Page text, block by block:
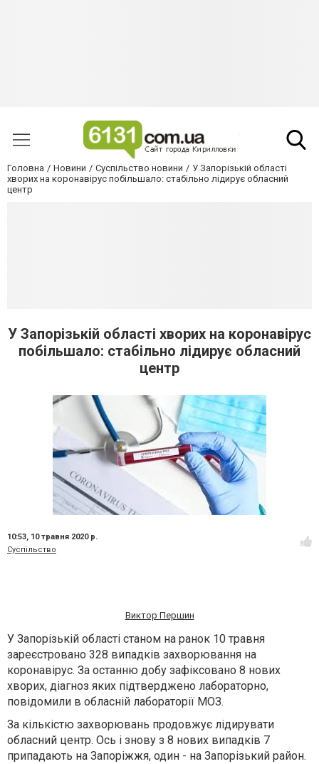
Головна Новини Суспільство новини
У Запорізькій області
хворих на коронавірус побільшало: стабільно лідирує обласний
центр
У Запорізькій області хворих на коронавірус
побільшало: стабільно лідирує обласний
центр
10:53, 10 травня 2020 р.
Суспільство
Виктор Першин
У Запорізькій області станом на ранок 10 травня
зареєстровано 328 випадків захворювання на
коронавірус. За останню добу зафіксовано 8 нових
хворих, діагноз яких підтверджено лабораторно,
повідомили в обласній лабораторії МОЗ.
За кількістю захворювань продовжує лідирувати
обласний центр. Ось і знову з 8 нових випадків 7
припадають на Запоріжжя, один - на Запорізький район.